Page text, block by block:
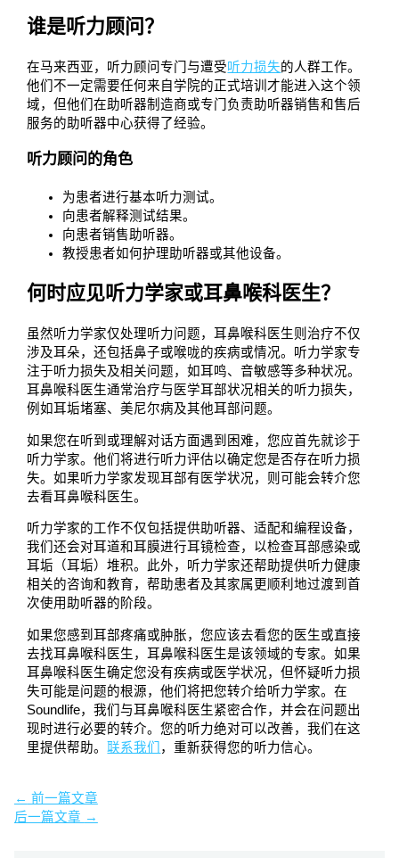
谁是听力顾问？
在马来西亚，听力顾问专门与遭受听力损失的人群工作。
他们不一定需要任何来自学院的正式培训才能进入这个领
域，但他们在助听器制造商或专门负责助听器销售和售后
服务的助听器中心获得了经验。
听力顾问的角色
为患者进行基本听力测试。
向患者解释测试结果。
向患者销售助听器。
教授患者如何护理助听器或其他设备。
何时应见听力学家或耳鼻喉科医生？
虽然听力学家仅处理听力问题，耳鼻喉科医生则治疗不仅
涉及耳朵，还包括鼻子或喉咙的疾病或情况。听力学家专
注于听力损失及相关问题，如耳鸣、音敏感等多种状况。
耳鼻喉科医生通常治疗与医学耳部状况相关的听力损失，
例如耳垢堵塞、美尼尔病及其他耳部问题。
如果您在听到或理解对话方面遇到困难，您应首先就诊于
听力学家。他们将进行听力评估以确定您是否存在听力损
失。如果听力学家发现耳部有医学状况，则可能会转介您
去看耳鼻喉科医生。
听力学家的工作不仅包括提供助听器、适配和编程设备，
我们还会对耳道和耳膜进行耳镜检查，以检查耳部感染或
耳垢（耳垢）堆积。此外，听力学家还帮助提供听力健康
相关的咨询和教育，帮助患者及其家属更顺利地过渡到首
次使用助听器的阶段。
如果您感到耳部疼痛或肿胀，您应该去看您的医生或直接
去找耳鼻喉科医生，耳鼻喉科医生是该领域的专家。如果
耳鼻喉科医生确定您没有疾病或医学状况，但怀疑听力损
失可能是问题的根源，他们将把您转介给听力学家。在
Soundlife，我们与耳鼻喉科医生紧密合作，并会在问题出
现时进行必要的转介。您的听力绝对可以改善，我们在这
里提供帮助。联系我们 ，重新获得您的听力信心。
← 前一篇文章
后一篇文章 →